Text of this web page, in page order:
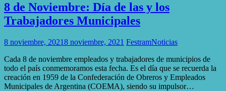
8 de Noviembre: Día de las y los
Trabajadores Municipales
8 noviembre, 20218 noviembre, 2021 FestramNoticias
Cada 8 de noviembre empleados y trabajadores de municipios de
todo el país conmemoramos esta fecha. Es el día que se recuerda la
creación en 1959 de la Confederación de Obreros y Empleados
Municipales de Argentina (COEMA), siendo su impulsor…